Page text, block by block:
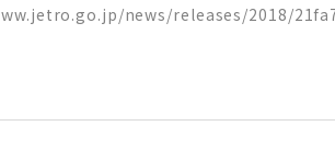
news/releases/2018/